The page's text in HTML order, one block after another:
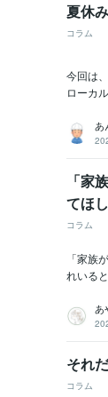
夏休
コラム
今回は
ローカ
あ
「家
てほ
コラム
「家族
れいる
あ
それ
コラム